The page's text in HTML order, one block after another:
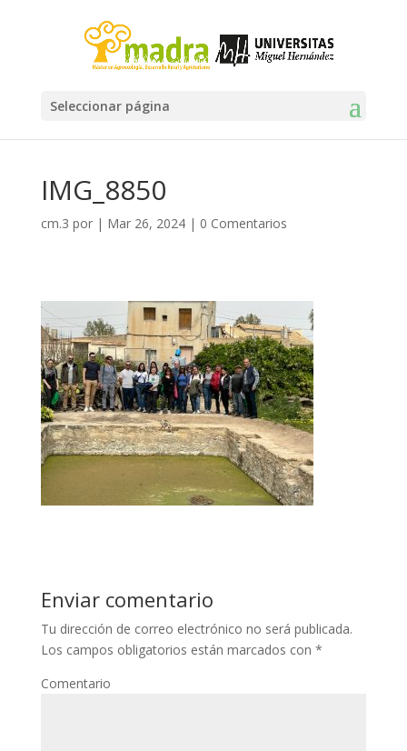
Seleccionar página
IMG_8850
cm.3 por | Mar 26, 2024| 0 Comentarios
Enviar comentario
Tu dirección de correo electrónico no será publicada.
Los campos obligatorios están marcados con *
Comentario